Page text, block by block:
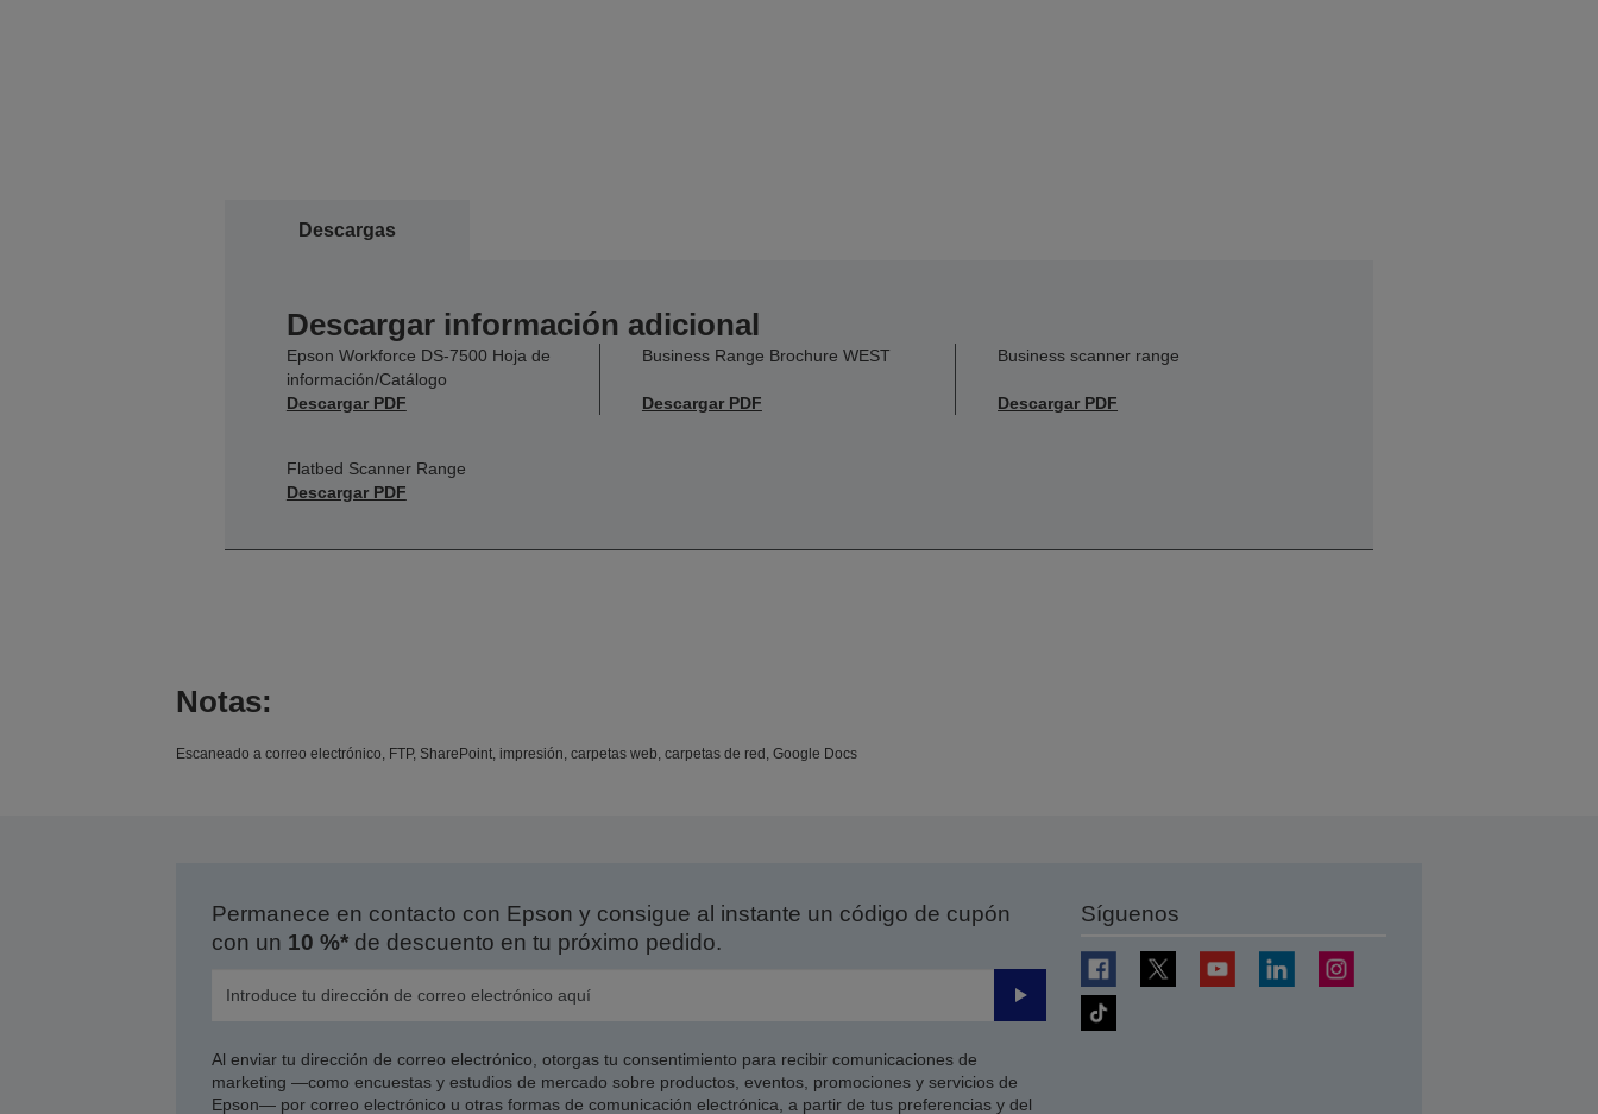
Descargas
Descargar información adicional
Epson Workforce DS-7500 Hoja de
información/Catálogo
Descargar PDF
Business Range Brochure WEST
Descargar PDF
Business scanner range
Descargar PDF
Flatbed Scanner Range
Descargar PDF
Notas:
Escaneado a correo electrónico, FTP, SharePoint, impresión, carpetas web, carpetas de red, Google Docs
Permanece en contacto con Epson y consigue al instante un código de cupón
con un 10 %*de descuento en tu próximo pedido.
Enviar
Al enviar tu dirección de correo electrónico, otorgas tu consentimiento para recibir comunicaciones de
marketing —como encuestas y estudios de mercado sobre productos, eventos, promociones y servicios de
Epson— por correo electrónico u otras formas de comunicación electrónica, a partir de tus preferencias y del
Síguenos